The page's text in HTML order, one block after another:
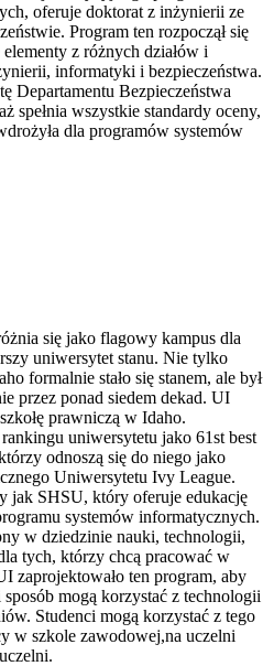
oferuje doktorat z inżynierii ze
Program ten rozpoczął się
z różnych działów i
informatyki i bezpieczeństwa.
Departamentu Bezpieczeństwa
spełnia wszystkie standardy oceny,
dla programów systemów
się jako flagowy kampus dla
uniwersytet stanu. Nie tylko
formalnie stało się stanem, ale był
przez ponad siedem dekad. UI
prawniczą w Idaho.
uniwersytetu jako 61st best
odnoszą się do niego jako
Uniwersytetu Ivy League.
jak SHSU, który oferuje edukację
systemów informatycznych.
w dziedzinie nauki, technologii,
tych, którzy chcą pracować w
zaprojektowało ten program, aby
mogą korzystać z technologii
Studenci mogą korzystać z tego
w szkole zawodowej,na uczelni